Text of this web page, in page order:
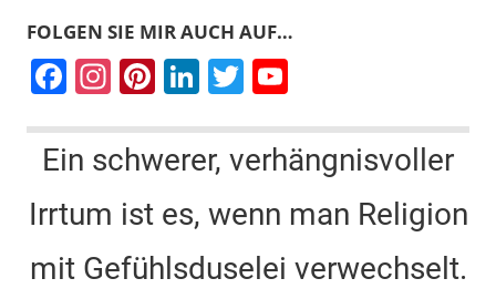
FOLGEN SIE MIR AUCH AUF…
F
c
e
b
o
o
In
a
gr
a
m
Pi
er
e
st
Li
k
e
dI
n
T
tt
er
u
T
u
b
e
Ein schwerer, verhängnisvoller
Irrtum ist es, wenn man Religion
mit Gefühlsduselei verwechselt.